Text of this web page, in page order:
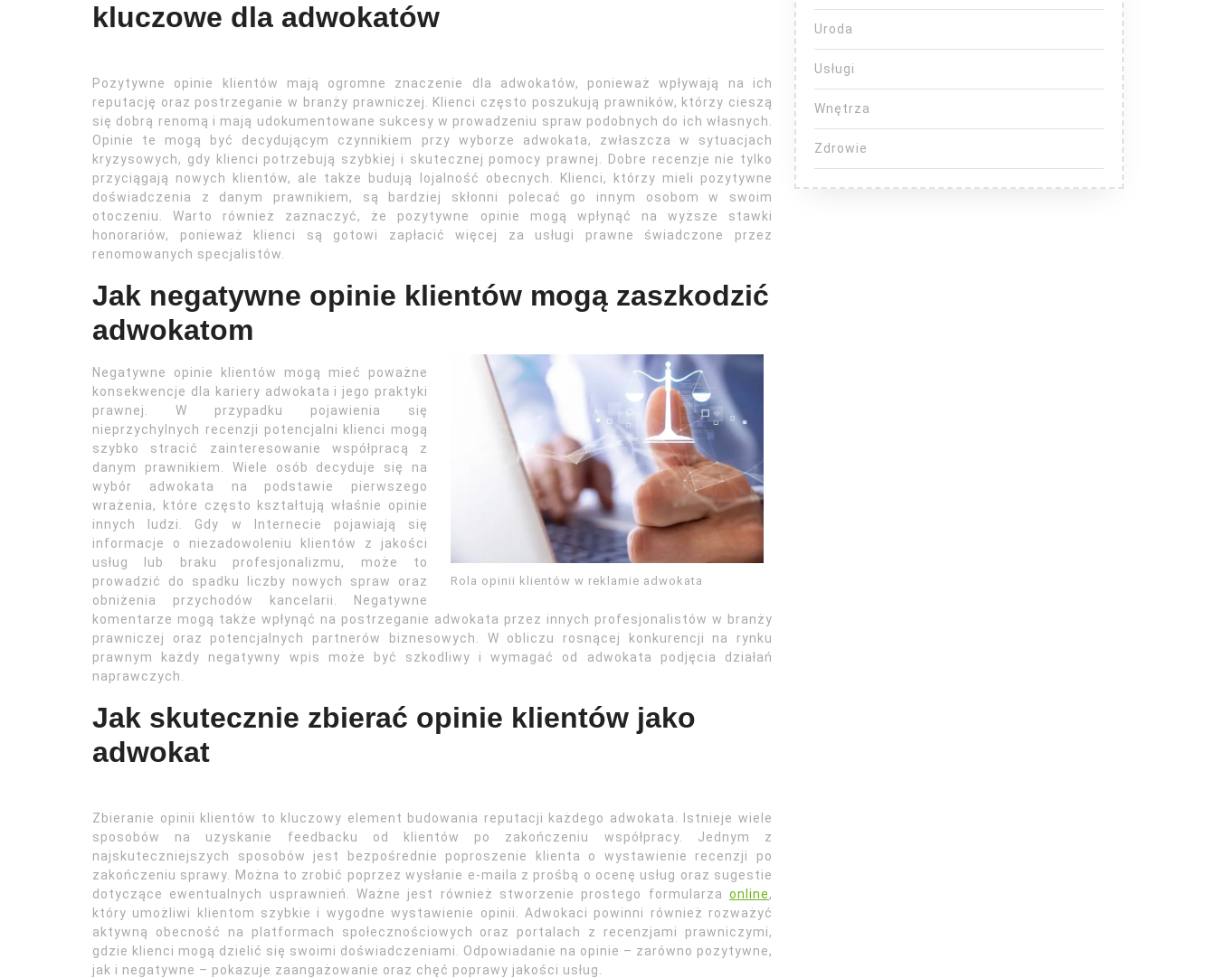
kluczowe dla adwokatów
Pozytywne opinie klientów mają ogromne znaczenie dla adwokatów, ponieważ wpływają na ich
reputację oraz postrzeganie w branży prawniczej. Klienci często poszukują prawników, którzy cieszą
się dobrą renomą i mają udokumentowane sukcesy w prowadzeniu spraw podobnych do ich własnych.
Opinie te mogą być decydującym czynnikiem przy wyborze adwokata, zwłaszcza w sytuacjach
kryzysowych, gdy klienci potrzebują szybkiej i skutecznej pomocy prawnej. Dobre recenzje nie tylko
przyciągają nowych klientów, ale także budują lojalność obecnych. Klienci, którzy mieli pozytywne
doświadczenia z danym prawnikiem, są bardziej skłonni polecać go innym osobom w swoim
otoczeniu. Warto również zaznaczyć, że pozytywne opinie mogą wpłynąć na wyższe stawki
honorariów, ponieważ klienci są gotowi zapłacić więcej za usługi prawne świadczone przez
renomowanych specjalistów.
Jak negatywne opinie klientów mogą zaszkodzić
adwokatom
Rola opinii klientów w reklamie adwokata
Negatywne opinie klientów mogą mieć poważne
konsekwencje dla kariery adwokata i jego praktyki
prawnej. W przypadku pojawienia się
nieprzychylnych recenzji potencjalni klienci mogą
szybko stracić zainteresowanie współpracą z
danym prawnikiem. Wiele osób decyduje się na
wybór adwokata na podstawie pierwszego
wrażenia, które często kształtują właśnie opinie
innych ludzi. Gdy w Internecie pojawiają się
informacje o niezadowoleniu klientów z jakości
usług lub braku profesjonalizmu, może to
prowadzić do spadku liczby nowych spraw oraz
obniżenia przychodów kancelarii. Negatywne
komentarze mogą także wpłynąć na postrzeganie adwokata przez innych profesjonalistów w branży
prawniczej oraz potencjalnych partnerów biznesowych. W obliczu rosnącej konkurencji na rynku
prawnym każdy negatywny wpis może być szkodliwy i wymagać od adwokata podjęcia działań
naprawczych.
Jak skutecznie zbierać opinie klientów jako
adwokat
Zbieranie opinii klientów to kluczowy element budowania reputacji każdego adwokata. Istnieje wiele
sposobów na uzyskanie feedbacku od klientów po zakończeniu współpracy. Jednym z
najskuteczniejszych sposobów jest bezpośrednie poproszenie klienta o wystawienie recenzji po
zakończeniu sprawy. Można to zrobić poprzez wysłanie e-maila z prośbą o ocenę usług oraz sugestie
dotyczące ewentualnych usprawnień. Ważne jest również stworzenie prostego formularza online,
który umożliwi klientom szybkie i wygodne wystawienie opinii. Adwokaci powinni również rozważyć
aktywną obecność na platformach społecznościowych oraz portalach z recenzjami prawniczymi,
gdzie klienci mogą dzielić się swoimi doświadczeniami. Odpowiadanie na opinie – zarówno pozytywne,
jak i negatywne – pokazuje zaangażowanie oraz chęć poprawy jakości usług.
Uroda
Usługi
Wnętrza
Zdrowie